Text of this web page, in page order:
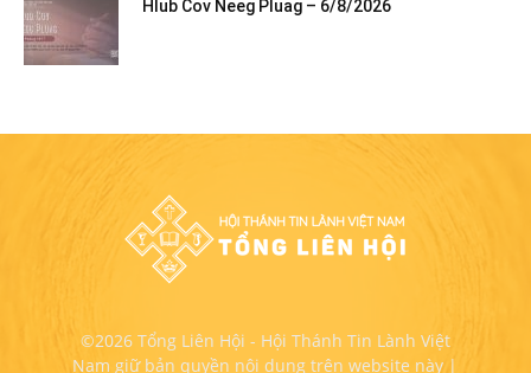
Hlub Cov Neeg Pluag – 6/8/2026
©2026 Tổng Liên Hội - Hội Thánh Tin Lành Việt
Nam giữ bản quyền nội dung trên website này |